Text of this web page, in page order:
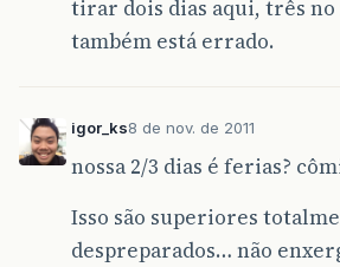
tirar dois dias aqui, três no
também está errado.
igor_ks8 de nov. de 2011
nossa 2/3 dias é ferias?
Isso são superiores
despreparados… não